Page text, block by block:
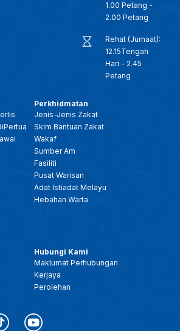
1.00 Petang -
2.00 Petang
Rehat (Jumaat):
12.15Tengah
Hari - 2.45
Petang
Perkhidmatan
Jenis-Jenis Zakat
Skim Bantuan Zakat
Wakaf
Sumber Am
Fasiliti
Pusat Warisan
Adat Istiadat Melayu
Hebahan Warta
Hubungi Kami
Maklumat Perhubungan
Kerjaya
Perolehan